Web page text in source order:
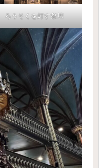
ろうそくを灯す祭壇